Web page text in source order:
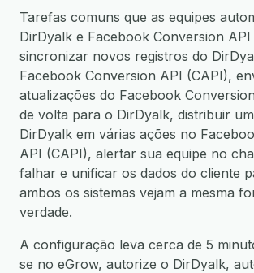
Tarefas comuns que as equipes
DirDyalk e Facebook Conversion API
sincronizar novos registros do
Facebook Conversion API (CAPI),
atualizações do Facebook
de volta para o DirDyalk, distribuir
DirDyalk em várias ações no
API (CAPI), alertar sua equipe no
falhar e unificar os dados do cliente
ambos os sistemas vejam a mesma
verdade.
A configuração leva cerca de 5
se no eGrow, autorize o DirDyalk,